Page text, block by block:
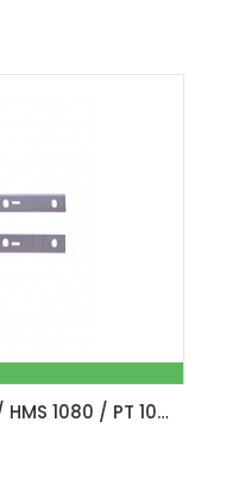
hobľovacie nože HMS 1070 / HMS 1080 / PT 106 (258 x 22 x 2 mm)